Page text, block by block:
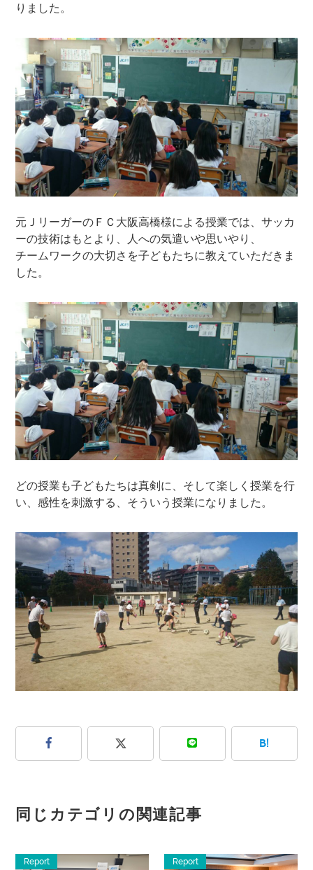
りました。
元ＪリーガーのＦＣ大阪高橋様による授業では、サッカ
ーの技術はもとより、人への気遣いや思いやり、
チームワークの大切さを子どもたちに教えていただきま
した。
どの授業も子どもたちは真剣に、そして楽しく授業を行
い、感性を刺激する、そういう授業になりました。
B!
同じカテゴリの関連記事
Report Report